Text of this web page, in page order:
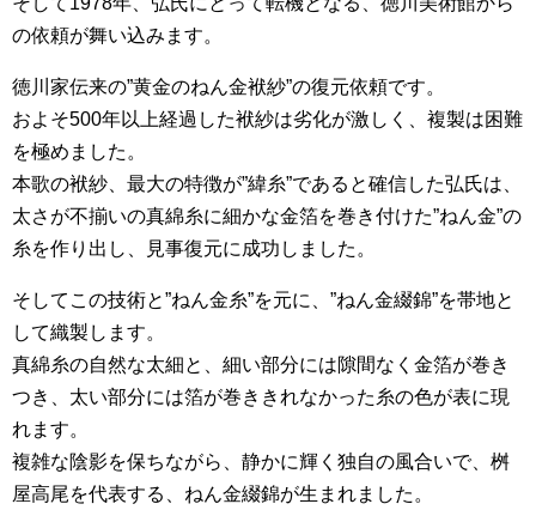
の依頼が舞い込みます。
徳川家伝来の”黄金のねん金袱紗”の復元依頼です。
およそ500年以上経過した袱紗は劣化が激しく、複製は困難
を極めました。
本歌の袱紗、最大の特徴が”緯糸”であると確信した弘氏は、
太さが不揃いの真綿糸に細かな金箔を巻き付けた”ねん金”の
糸を作り出し、見事復元に成功しました。
そしてこの技術と”ねん金糸”を元に、”ねん金綴錦”を帯地と
して織製します。
真綿糸の自然な太細と、細い部分には隙間なく金箔が巻き
つき、太い部分には箔が巻ききれなかった糸の色が表に現
れます。
複雑な陰影を保ちながら、静かに輝く独自の風合いで、桝
屋高尾を代表する、ねん金綴錦が生まれました。